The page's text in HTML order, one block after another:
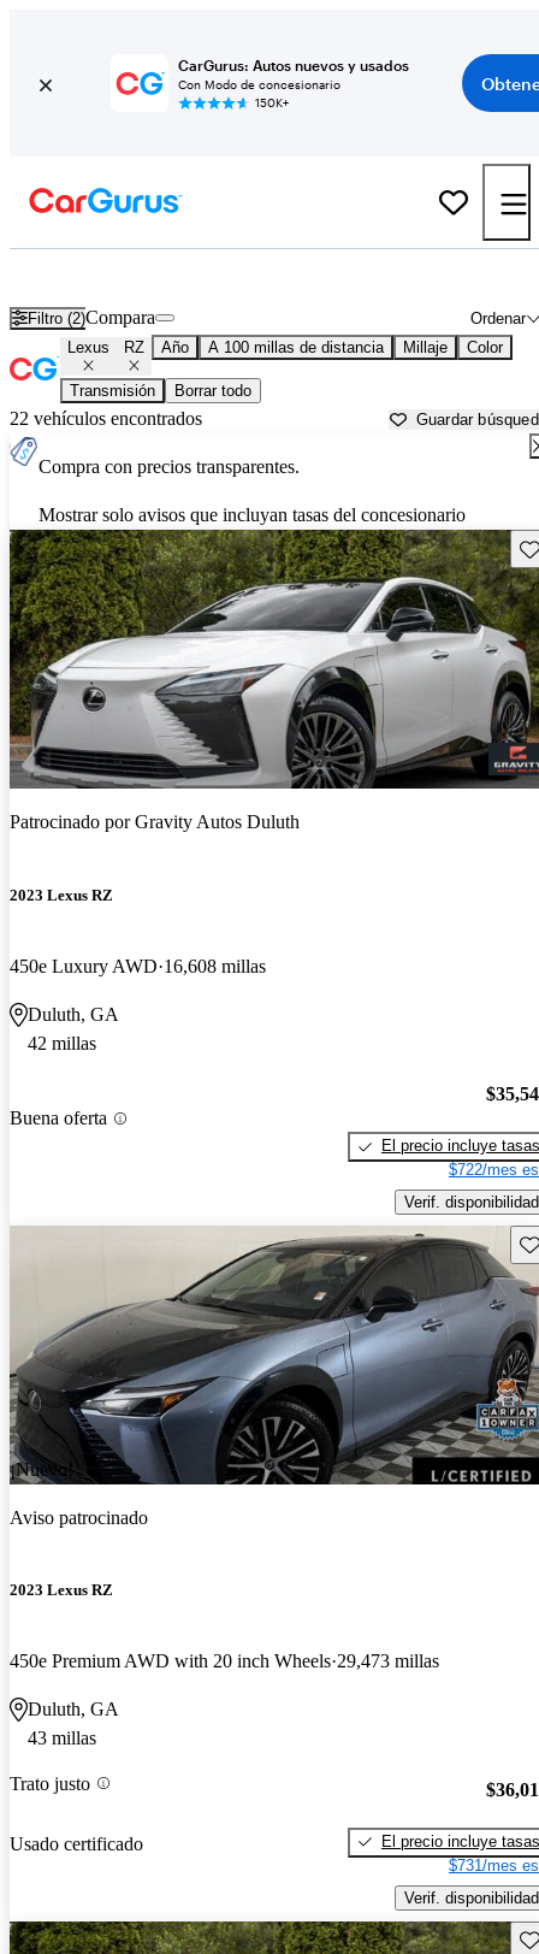
CarGurus: Autos nuevos y usados
Con Modo de concesionario
150K+
Filtro (2) Ordenar
Compara
Lexus RZ Año A 100 millas de distancia Millaje Color
Transmisión Borrar todo
22 vehículos encontrados Guardar
Compra con precios transparentes.
Mostrar solo avisos que incluyan tasas del concesionario
Patrocinado porGravity Autos Duluth
2023 Lexus RZ
450e Luxury AWD 16,608 millas
Duluth, GA
42 millas
Buena oferta
El precio incluye tasas
$722/mes
Verif. disponibilidad
¡Nuevo!
Aviso patrocinado
2023 Lexus RZ
450e Premium AWD with 20 inch Wheels 29,473 millas
Duluth, GA
43 millas
Trato justo
Usado certificado
El precio incluye tasas
$731/mes
Verif. disponibilidad